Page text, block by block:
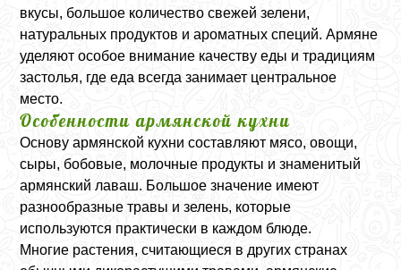
вкусы, большое количество свежей зелени,
натуральных продуктов и ароматных специй. Армяне
уделяют особое внимание качеству еды и традициям
застолья, где еда всегда занимает центральное
место.
Особенности армянской кухни
Основу армянской кухни составляют мясо, овощи,
сыры, бобовые, молочные продукты и знаменитый
армянский лаваш. Большое значение имеют
разнообразные травы и зелень, которые
используются практически в каждом блюде.
Многие растения, считающиеся в других странах